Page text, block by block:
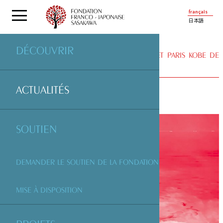
français
日本語
DÉCOUVRIR
ACTUALITÉS
SOUTIEN
DEMANDER LE SOUTIEN DE LA FONDATION
MISE À DISPOSITION
ACTUALITÉS| PERFORMANCE IV DU PROJET PARIS KOBE DE